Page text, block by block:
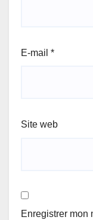
E-mail *
Site web
Enregistrer mon